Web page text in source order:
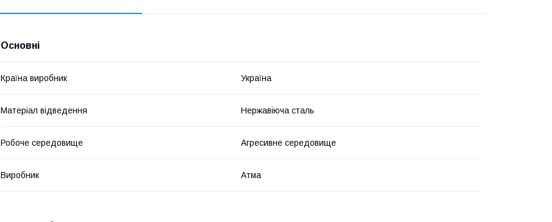
Основні
Країна виробник Україна
Матеріал відведення Нержавіюча сталь
Робоче середовище Агресивне середовище
Виробник Атма